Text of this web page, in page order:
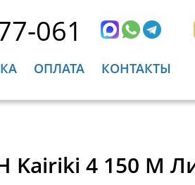
061
ОПЛАТА КОНТАКТЫ
Kairiki 4 150 M